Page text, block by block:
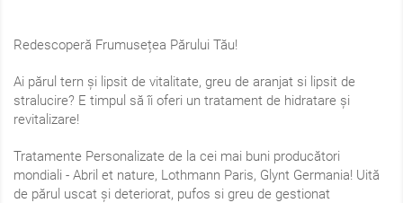
Redescoperă Frumusețea Părului Tău!
Ai părul tern și lipsit de vitalitate, greu de aranjat si lipsit de
stralucire? E timpul să îi oferi un tratament de hidratare și
revitalizare!
Tratamente Personalizate de la cei mai buni producători
mondiali - Abril et nature, Lothmann Paris, Glynt Germania! Uită
de părul uscat și deteriorat, pufos si greu de gestionat